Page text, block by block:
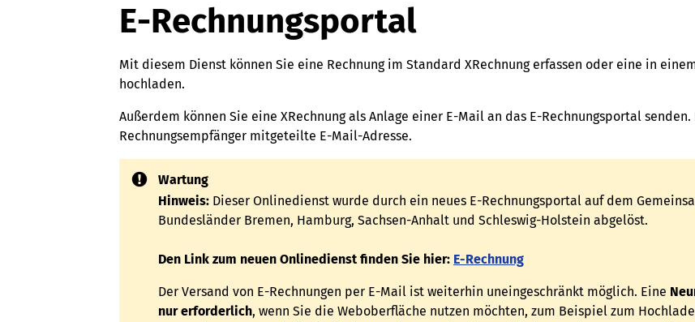
E-Rechnungsportal
Mit diesem Dienst können Sie eine Rechnung im Standard XRechnung erfassen oder eine in
hochladen.
Außerdem können Sie eine XRechnung als Anlage einer E-Mail an das E-Rechnungsportal
Rechnungsempfänger mitgeteilte E-Mail-Adresse.
Wartung
Hinweis: Dieser Onlinedienst wurde durch ein neues E-Rechnungsportal auf dem
Bundesländer Bremen, Hamburg, Sachsen-Anhalt und Schleswig-Holstein abgelöst.
Den Link zum neuen Onlinedienst finden Sie hier: E-Rechnung
Der Versand von E-Rechnungen per E-Mail ist weiterhin uneingeschränkt möglich. Eine
nur erforderlich, wenn Sie die Weboberfläche nutzen möchten, zum Beispiel zum